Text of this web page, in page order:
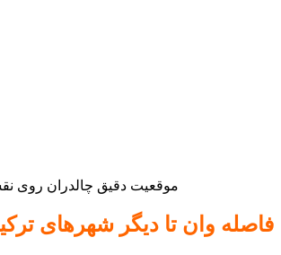
موقعیت دقیق چالدران روی
فاصله وان تا دیگر شهرهای